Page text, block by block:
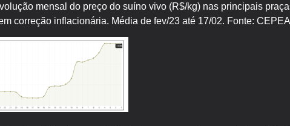
mensal do preço do suíno vivo (R$/kg) nas principais
correção inflacionária. Média de fev/23 até 17/02. Fonte: CEPEA